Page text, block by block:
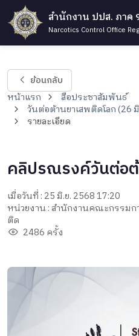
สำนักงาน ปปส. ภาค
Narcotics Control Office
ย้อนกลับ
หน้าแรก
สื่อประชาสัมพันธ์
วันต่อต้านยาเสพติดโลก (26
รายละเอียด
คลิปรณรงค์วันต่อต้
เมื่อวันที่ : 25 มิ.ย. 2568 17:20
หน่วยงาน : สำนักงานคณะกรรม
ติด
2486 ครั้ง